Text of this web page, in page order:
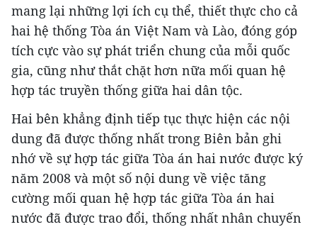
mang lại những lợi ích cụ thể, thiết thực cho cả
hai hệ thống Tòa án Việt Nam và Lào, đóng góp
tích cực vào sự phát triển chung của mỗi quốc
gia, cũng như thắt chặt hơn nữa mối quan hệ
hợp tác truyền thống giữa hai dân tộc.
Hai bên khẳng định tiếp tục thực hiện các nội
dung đã được thống nhất trong Biên bản ghi
nhớ về sự hợp tác giữa Tòa án hai nước được ký
năm 2008 và một số nội dung về việc tăng
cường mối quan hệ hợp tác giữa Tòa án hai
nước đã được trao đổi, thống nhất nhân chuyến